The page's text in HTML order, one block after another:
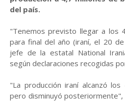
del país.
"Tenemos previsto llegar a los
para final del año (iraní, el 20
jefe de la estatal National
según declaraciones recogidas
"La producción iraní alcanzó
pero disminuyó posteriormente",